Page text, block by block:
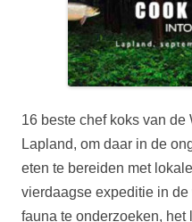
16 beste chef koks van
Lapland, om daar in de
eten te bereiden met
vierdaagse expeditie in
fauna te onderzoeken,